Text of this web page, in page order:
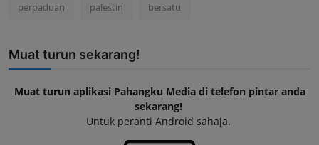
perpaduan palestin bersatu
Muat turun sekarang!
Muat turun aplikasi Pahangku Media di telefon pintar anda
sekarang!
Untuk peranti Android sahaja.